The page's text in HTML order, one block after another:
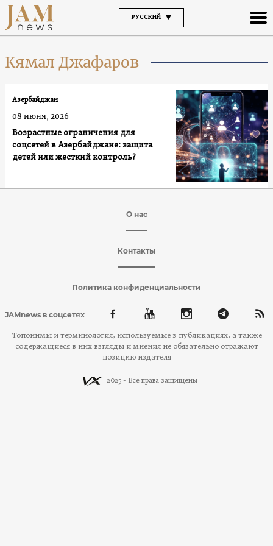
РУССКИЙ
Кямал Джафаров
Возрастные ограничения для
соцсетей в Азербайджане: защита
детей или жесткий контроль?
Азербайджан
08 июня, 2026
О нас
Контакты
Политика конфиденциальности
JAMnews в соцсетях
Топонимы и терминология, используемые в публикациях, а также
содержащиеся в них взгляды и мнения не обязательно отражают
позицию издателя
2025 - Все права защищены